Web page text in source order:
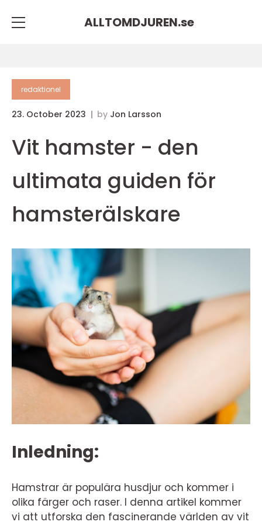
ALLTOMDJUREN.se
redaktionel
23. October 2023 by Jon Larsson
Vit hamster - den
ultimata guiden för
hamsterälskare
Inledning:
Hamstrar är populära husdjur och kommer i
olika färger och raser. I denna artikel kommer
vi att utforska den fascinerande världen av vit